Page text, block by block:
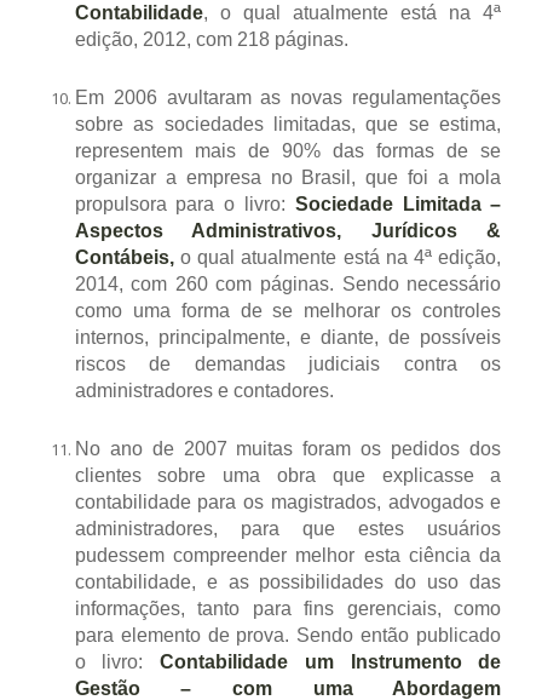
Contabilidade, o qual atualmente está na 4ª
edição, 2012, com 218 páginas.
Em 2006 avultaram as novas regulamentações
sobre as sociedades limitadas, que se estima,
representem mais de 90% das formas de se
organizar a empresa no Brasil, que foi a mola
propulsora para o livro: Sociedade Limitada –
Aspectos Administrativos, Jurídicos &
Contábeis, o qual atualmente está na 4ª edição,
2014, com 260 com páginas. Sendo necessário
como uma forma de se melhorar os controles
internos, principalmente, e diante, de possíveis
riscos de demandas judiciais contra os
administradores e contadores.
No ano de 2007 muitas foram os pedidos dos
clientes sobre uma obra que explicasse a
contabilidade para os magistrados, advogados e
administradores, para que estes usuários
pudessem compreender melhor esta ciência da
contabilidade, e as possibilidades do uso das
informações, tanto para fins gerenciais, como
para elemento de prova. Sendo então publicado
o livro:Contabilidade um Instrumento de
Gestão – com uma Abordagem